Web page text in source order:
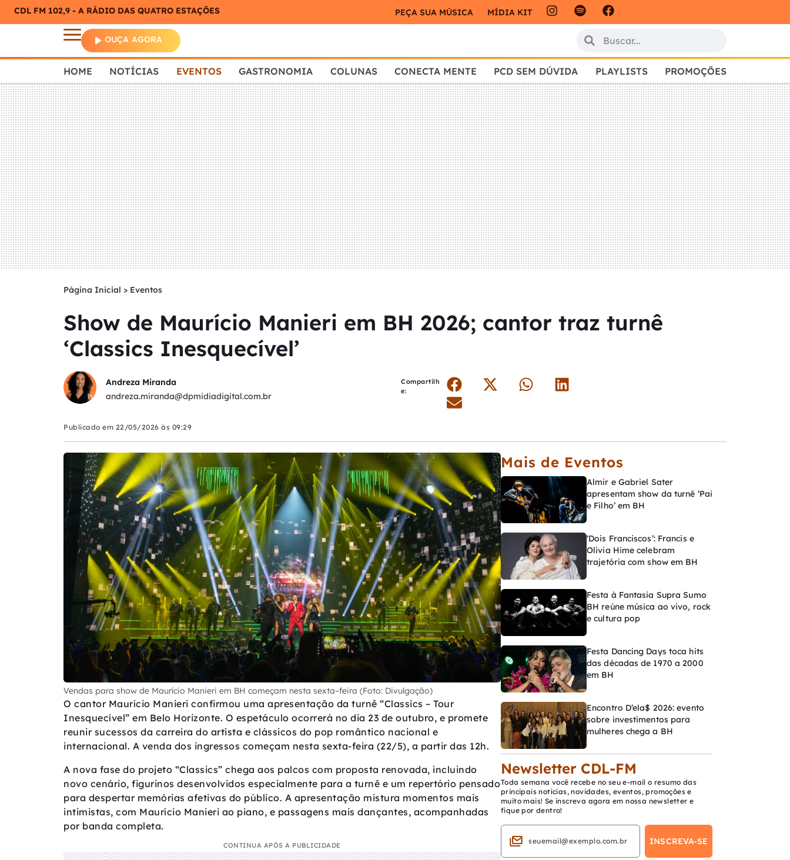
CDL FM 102,9 - A RÁDIO DAS QUATRO ESTAÇÕES PEÇA SUA MÚSICA MÍDIA KIT
OUÇA AGORA
HOME NOTÍCIAS EVENTOS GASTRONOMIA COLUNAS CONECTA MENTE PCD SEM DÚVIDA PLAYLISTS PROMOÇÕES
Página Inicial > Eventos
Show de Maurício Manieri em BH 2026; cantor traz turnê
‘Classics Inesquecível’
Andreza Miranda
andreza.miranda@dpmidiadigital.com.br
Compartilh
e:
Publicado em 22/05/2026 às 09:29
Vendas para show de Maurício Manieri em BH começam nesta sexta–feira (Foto: Divulgação)
O cantor Maurício Manieri confirmou uma apresentação da turnê “Classics – Tour
Inesquecível” em Belo Horizonte. O espetáculo ocorrerá no dia 23 de outubro, e promete
reunir sucessos da carreira do artista e clássicos do pop romântico nacional e
internacional. A venda dos ingressos começam nesta sexta-feira (22/5), a partir das 12h.
A nova fase do projeto “Classics” chega aos palcos com proposta renovada, incluindo
novo cenário, figurinos desenvolvidos especialmente para a turnê e um repertório pensado
para despertar memórias afetivas do público. A apresentação mistura momentos mais
intimistas, com Maurício Manieri ao piano, e passagens mais dançantes, acompanhadas
por banda completa.
CONTINUA APÓS A PUBLICIDADE
Mais de Eventos
Almir e Gabriel Sater
apresentam show da turnê ‘Pai
e Filho’ em BH
‘Dois Franciscos’: Francis e
Olivia Hime celebram
trajetória com show em BH
Festa à Fantasia Supra Sumo
BH reúne música ao vivo, rock
e cultura pop
Festa Dancing Days toca hits
das décadas de 1970 a 2000
em BH
Encontro D’ela$ 2026: evento
sobre investimentos para
mulheres chega a BH
Newsletter CDL-FM
Toda semana você recebe no seu e-mail o resumo das
principais notícias, novidades, eventos, promoções e
muito mais! Se inscreva agora em nossa newsletter e
fique por dentro!